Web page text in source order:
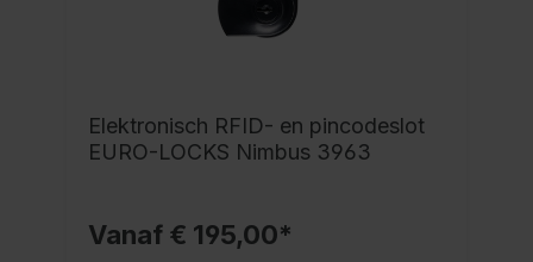
Elektronisch RFID- en pincodeslot
EURO-LOCKS Nimbus 3963
Vanaf € 195,00*